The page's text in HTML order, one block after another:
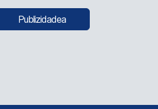
Publizidadea